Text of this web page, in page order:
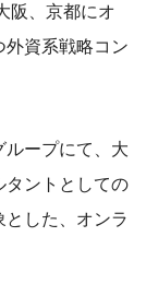
阪、京都にオ
外資系戦略コン
ループにて、大
タントとしての
した、オンラ